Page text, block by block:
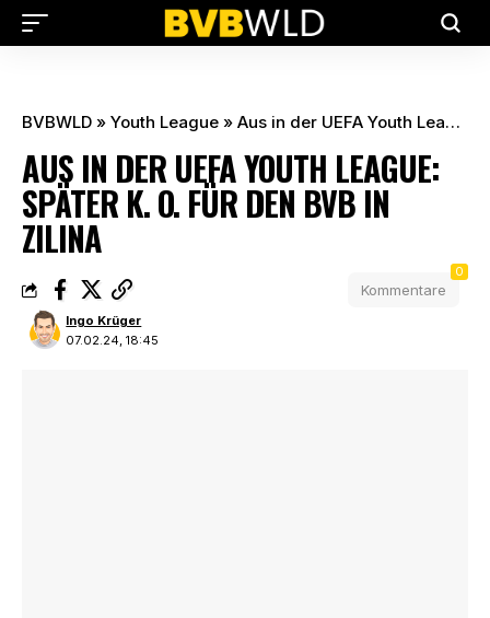
BVBWLD » Youth League » Aus in der UEFA Youth League: Später K. o. für den BVB in Zilina
AUS IN DER UEFA YOUTH LEAGUE:
SPÄTER K. O. FÜR DEN BVB IN
ZILINA
07.02.24, 18:45
Ingo Krüger
Kommentare
0